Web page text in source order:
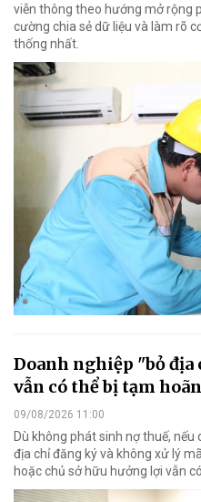
viễn thông theo hướng mở rộng
cường chia sẻ dữ liệu và làm rõ
thống nhất.
Doanh nghiệp "bỏ
vẫn có thể bị tạm
09/08/2026 11:00
Dù không phát sinh nợ thuế,
địa chỉ đăng ký và không xử lý
hoặc chủ sở hữu hưởng lợi vẫn